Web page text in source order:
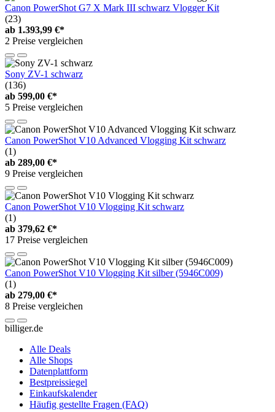
Canon PowerShot G7 X Mark III schwarz Vlogger Kit
(23)
ab 1.393,99 €*
2 Preise vergleichen
Sony ZV-1 schwarz
(136)
ab 599,00 €*
5 Preise vergleichen
Canon PowerShot V10 Advanced Vlogging Kit schwarz
(1)
ab 289,00 €*
9 Preise vergleichen
Canon PowerShot V10 Vlogging Kit schwarz
(1)
ab 379,62 €*
17 Preise vergleichen
Canon PowerShot V10 Vlogging Kit silber (5946C009)
(1)
ab 279,00 €*
8 Preise vergleichen
billiger.de
Alle Deals
Alle Shops
Datenplattform
Bestpreissiegel
Einkaufskalender
Häufig gestellte Fragen (FAQ)